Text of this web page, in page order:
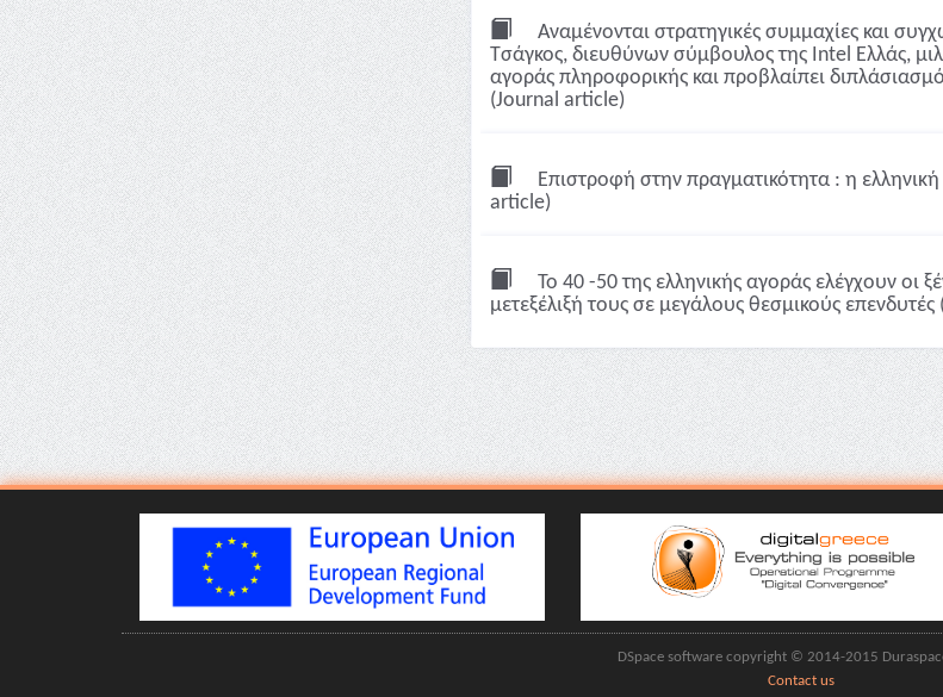
Αναμένονται στρατηγικές συμμαχίες και
Τσάγκος, διευθύνων σύμβουλος της Intel Ελλάς,
αγοράς πληροφορικής και προβλαίπει
(Journal article)
Επιστροφή στην πραγματικότητα : η
article)
Το 40 -50 της ελληνικής αγοράς ελέγχουν οι
μετεξέλιξή τους σε μεγάλους θεσμικούς
DSpace software copyright © 2014-2015
Contact us